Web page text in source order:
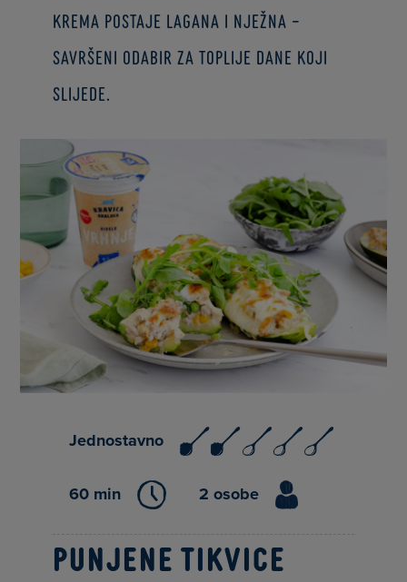
krema postaje lagana i nježna –
savršeni odabir za toplije dane koji
slijede.
Jednostavno
60 min 2 osobe
Punjene tikvice